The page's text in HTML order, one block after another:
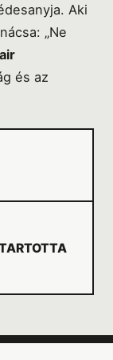
Aki
„Ne
és az